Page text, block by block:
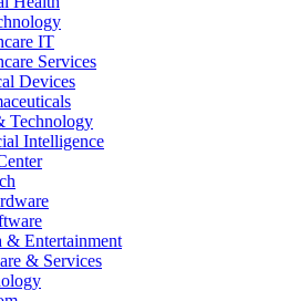
IT
Services
Devices
Technology
Intelligence
& Entertainment
& Services